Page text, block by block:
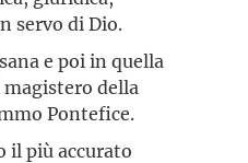
servo di Dio.
e poi in quella
della
Pontefice.
il più accurato